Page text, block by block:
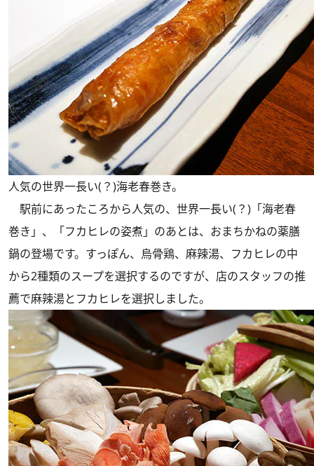
人気の世界一長い(？)海老春巻き。
駅前にあったころから人気の、世界一長い(？)「海老春
巻き」、「フカヒレの姿煮」のあとは、おまちかねの薬膳
鍋の登場です。すっぽん、烏骨鶏、麻辣湯、フカヒレの中
から2種類のスープを選択するのですが、店のスタッフの推
薦で麻辣湯とフカヒレを選択しました。